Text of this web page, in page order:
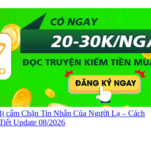
cấm Chặn Tin Nhắn Của Người Lạ – Cách
Update 08/2026